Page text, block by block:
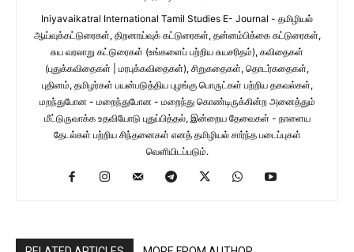
Iniyavaikatral International Tamil Studies E- Journal - தமிழியல்
ஆய்வுக்கட்டுரைகள், திறனாய்வுக் கட்டுரைகள், தன்னம்பிக்கை கட்டுரைகள்,
சுய வரலாறு கட்டுரைகள் (உங்களைப் பற்றிய சுயசரிதம்), கவிதைகள்
(புதுக்கவிதைகள் | மரபுக்கவிதைகள்), சிறுகதைகள், தொடர்கதைகள்,
புதினம், தமிழர்கள் பயன்படுத்திய புழங்கு பொருட்கள் பற்றிய தகவல்கள்,
மறந்துபோன - மறைந்துபோன - மறைந்து கொண்டிருக்கின்ற அனைத்தும்
மீட்டுருவாக்க உதவியோடு புதுப்பித்தல், இன்றைய தேவைகள் - நாளைய
தேடல்கள் பற்றிய சிந்தனைகள் எனத் தமிழியல் சார்ந்த படைப்புகள்
வெளியிடப்படும்.